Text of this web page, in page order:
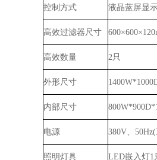
控制方式 液晶蓝屏显
高效过滤器尺寸
高效数量 2只
外形尺寸
内部尺寸
电源 380V、
照明灯具 LED嵌入灯1